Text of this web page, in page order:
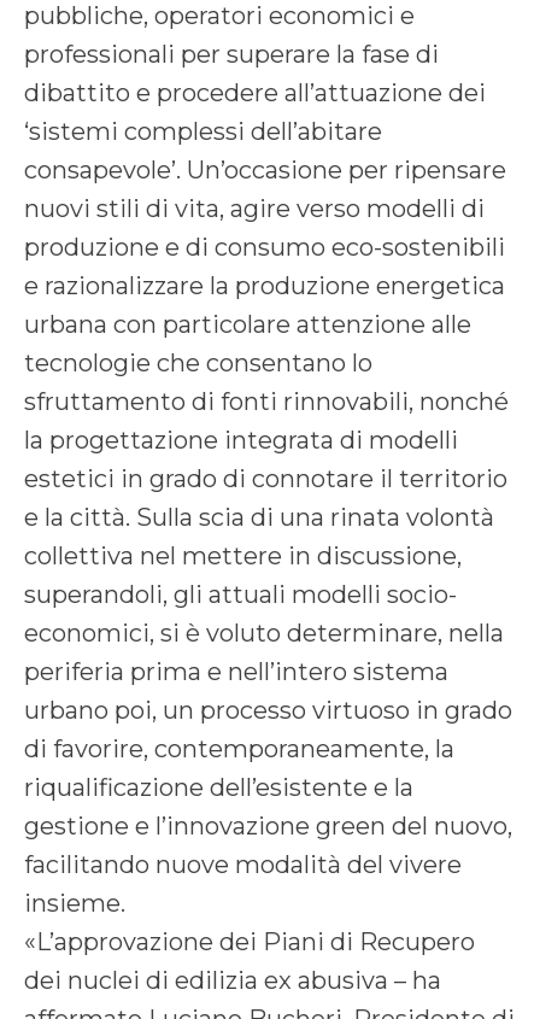
pubbliche, operatori economici e
professionali per superare la fase di
dibattito e procedere all’attuazione dei
‘sistemi complessi dell’abitare
consapevole’. Un’occasione per ripensare
nuovi stili di vita, agire verso modelli di
produzione e di consumo eco-sostenibili
e razionalizzare la produzione energetica
urbana con particolare attenzione alle
tecnologie che consentano lo
sfruttamento di fonti rinnovabili, nonché
la progettazione integrata di modelli
estetici in grado di connotare il territorio
e la città. Sulla scia di una rinata volontà
collettiva nel mettere in discussione,
superandoli, gli attuali modelli socio-
economici, si è voluto determinare, nella
periferia prima e nell’intero sistema
urbano poi, un processo virtuoso in grado
di favorire, contemporaneamente, la
riqualificazione dell’esistente e la
gestione e l’innovazione green del nuovo,
facilitando nuove modalità del vivere
insieme.
«L’approvazione dei Piani di Recupero
dei nuclei di edilizia ex abusiva – ha